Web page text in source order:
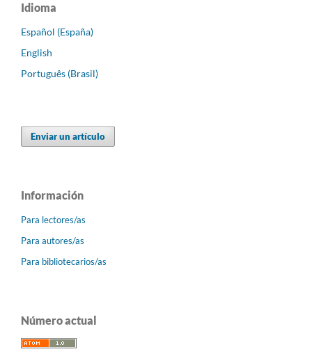
Idioma
Español (España)
English
Português (Brasil)
Enviar un artículo
Información
Para lectores/as
Para autores/as
Para bibliotecarios/as
Número actual